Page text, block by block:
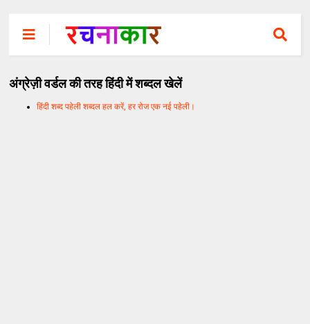
अंग्रेज़ी वर्डल की तरह हिंदी में शब्दल खेलें
हिंदी शब्द पहेली शब्दल हल करें, हर रोज एक नई पहेली।